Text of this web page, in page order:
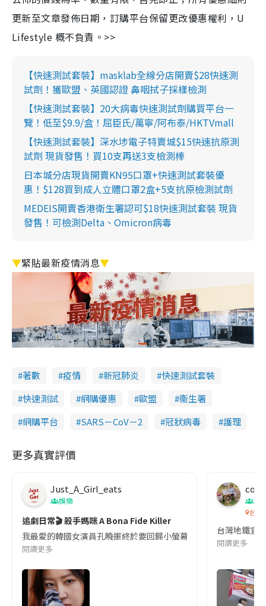
更新至文章發佈日期，訂購平台保留更改優惠權利，U
Lifestyle 概不負責。>>
【快速測試套裝】masklab全線分店開賣$28快速測
試劑！獲歐盟、英國認證 鼻咽拭子採樣檢測
【快速測試套裝】20大病毒快速測試劑購買平台一
覽！低至$9.9/盒！屈臣氏/萬寧/阿布泰/HKTVmall
【快速測試套裝】深水埗電子特賣城$15快速抗原測
試劑 現貨發售！買10支再送3支檢測棒
日本城分店現貨開賣KN95口罩+快速測試套裝優
惠！$128買到成人立體口罩2盒+5支抗原檢測試劑
MEDEIS開賣香港衛生署認可$18快速測試套裝 現貨
發售！可檢測Delta、Omicron病毒
▼緊貼最新疫情消息▼
著數 疫情 新冠肺炎
快速測試套裝
快速測試
網購優惠 歐盟
衞生署
網購平台
SARS－CoV－2 冠狀病毒 護理
更多真實評價
Just_A_Girl_eats
娛樂
追劇日常🎬 殺手媽咪 A Bona Fide Killer
我最愛的韓國女演員孔曉振終於要回歸小螢幕啦!這次的劇本改編
閱讀更多
co
吹
台灣
台灣地鐵宣
閱讀更多